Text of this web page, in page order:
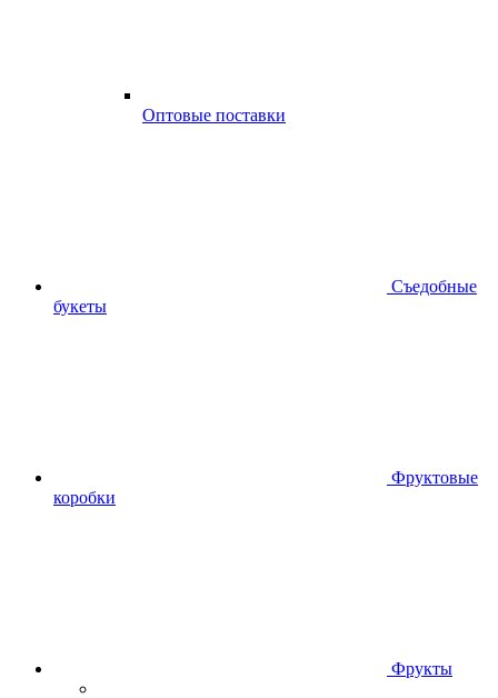
Оптовые поставки
Съедобные
букеты
Фруктовые
коробки
Фрукты